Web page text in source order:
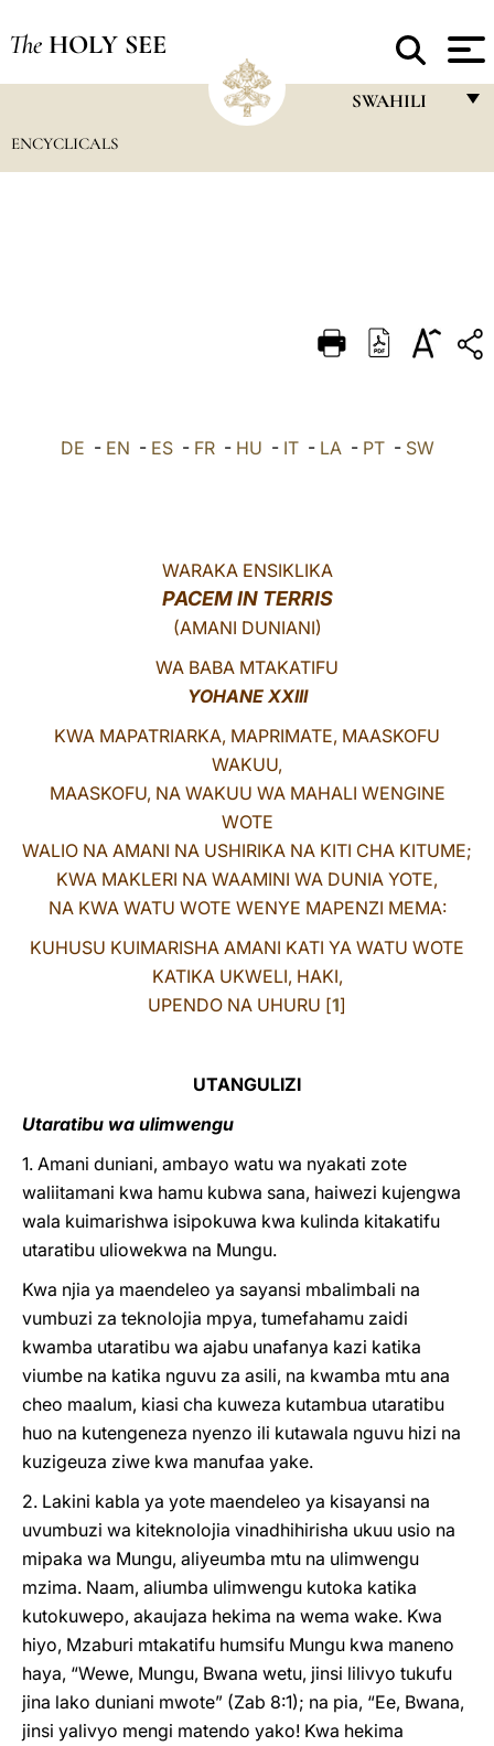
The HOLY SEE
SWAHILI
DEUTSCH
العربيّة
ENCYCLICALS
DE - EN - ES- FR- HU - IT- LA- PT- SW
WARAKA ENSIKLIKA
PACEM IN TERRIS
(AMANI DUNIANI)
WA BABA MTAKATIFU
YOHANE XXIII
KWA MAPATRIARKA, MAPRIMATE, MAASKOFU
WAKUU,
MAASKOFU, NA WAKUU WA MAHALI WENGINE
WOTE
WALIO NA AMANI NA USHIRIKA NA KITI CHA KITUME;
KWA MAKLERI NA WAAMINI WA DUNIA YOTE,
NA KWA WATU WOTE WENYE MAPENZI MEMA:
KUHUSU KUIMARISHA AMANI KATI YA WATU WOTE
KATIKA UKWELI, HAKI,
UPENDO NA UHURU [1]
UTANGULIZI
Utaratibu wa ulimwengu
1. Amani duniani, ambayo watu wa nyakati zote
waliitamani kwa hamu kubwa sana, haiwezi kujengwa
wala kuimarishwa isipokuwa kwa kulinda kitakatifu
utaratibu uliowekwa na Mungu.
Kwa njia ya maendeleo ya sayansi mbalimbali na
vumbuzi za teknolojia mpya, tumefahamu zaidi
kwamba utaratibu wa ajabu unafanya kazi katika
viumbe na katika nguvu za asili, na kwamba mtu ana
cheo maalum, kiasi cha kuweza kutambua utaratibu
huo na kutengeneza nyenzo ili kutawala nguvu hizi na
kuzigeuza ziwe kwa manufaa yake.
2. Lakini kabla ya yote maendeleo ya kisayansi na
uvumbuzi wa kiteknolojia vinadhihirisha ukuu usio na
mipaka wa Mungu, aliyeumba mtu na ulimwengu
mzima. Naam, aliumba ulimwengu kutoka katika
kutokuwepo, akaujaza hekima na wema wake. Kwa
hiyo, Mzaburi mtakatifu humsifu Mungu kwa maneno
haya, “Wewe, Mungu, Bwana wetu, jinsi lilivyo tukufu
jina lako duniani mwote” (Zab 8:1); na pia, “Ee, Bwana,
jinsi yalivyo mengi matendo yako! Kwa hekima